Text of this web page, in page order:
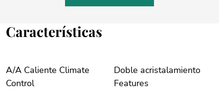
Características
A/A Caliente Climate
Control
Doble acristalamiento
Features